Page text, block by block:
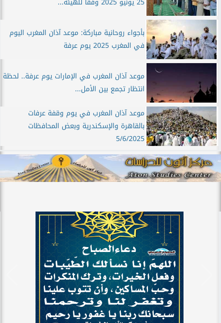
بأجواء روحانية مباركة: موعد آذان المغرب اليوم
في المغرب 2025 يوم عرفة
موعد آذان المغرب في الإمارات يوم عرفة.. لحظة
انتظار تجمع بين الأمل...
موعد آذان المغرب في يوم وقفة عرفات
بالقاهرة والإسكندرية وبعض المحافظات
5/6/2025